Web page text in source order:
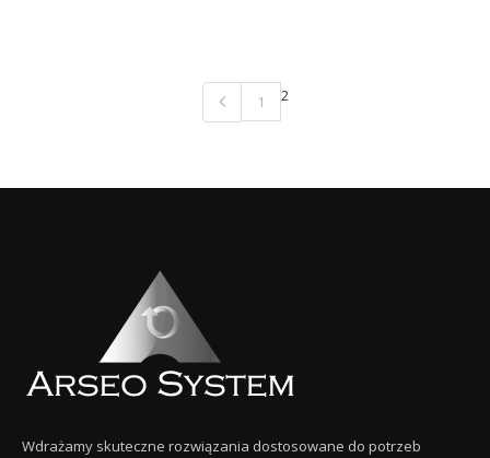
1 2
Wdrażamy skuteczne rozwiązania dostosowane do potrzeb